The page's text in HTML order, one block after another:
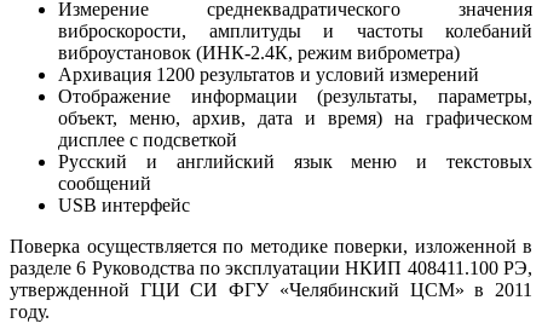
Измерение среднеквадратического значения
виброскорости, амплитуды и частоты колебаний
виброустановок (ИНК-2.4К, режим виброметра)
Архивация 1200 результатов и условий измерений
Отображение информации (результаты, параметры,
объект, меню, архив, дата и время) на графическом
дисплее с подсветкой
Русский и английский язык меню и текстовых
сообщений
USB интерфейс
Поверка осуществляется по методике поверки, изложенной в
разделе 6 Руководства по эксплуатации НКИП 408411.100 РЭ,
утвержденной ГЦИ СИ ФГУ «Челябинский ЦСМ» в 2011
году.